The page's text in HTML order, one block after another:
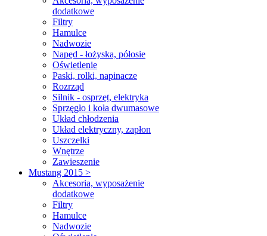
dodatkowe
Filtry
Hamulce
Nadwozie
Napęd - łożyska, półosie
Oświetlenie
Paski, rolki, napinacze
Rozrząd
Silnik - osprzęt, elektryka
Sprzęgło i koła dwumasowe
Układ chłodzenia
Układ elektryczny, zapłon
Uszczelki
Wnętrze
Zawieszenie
Mustang 2015 >
Akcesoria, wyposażenie
dodatkowe
Filtry
Hamulce
Nadwozie